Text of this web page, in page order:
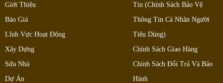
Giới Thiệu
Báo Giá
Lĩnh Vực Hoạt Động
Xây Dựng
Sửa Nhà
Dự Án
Tin (Chính Sách Bảo Vệ
Thông Tin Cá Nhân Người
Tiêu Dùng)
Chính Sách Giao Hàng
Chính Sách Đổi Trả Và Bảo
Hành